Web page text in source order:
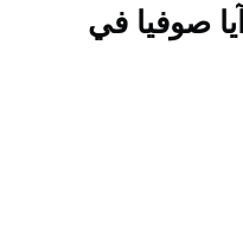
صوفيا في